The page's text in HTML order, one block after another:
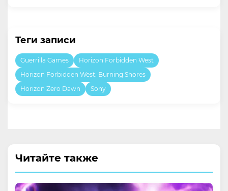
Теги записи
Guerrilla Games
Horizon Forbidden West
Horizon Forbidden West: Burning Shores
Horizon Zero Dawn
Sony
Читайте также